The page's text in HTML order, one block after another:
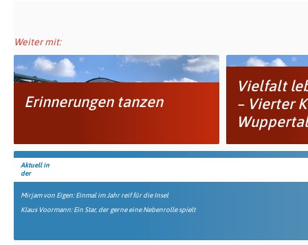
Weiter mit:
Erinnerungen tanzen
Vielfalt
– Vierter
Wuppertal
Aktuell in
der
Mirjam von Eigen: Einmal im Jahr reif für die Insel
Klaus Voormann: Ein Star, der gerne eine Nebenrolle spielt